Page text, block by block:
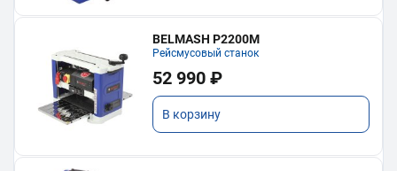
BELMASH P2200M
Рейсмусовый станок
52 990 ₽
В корзину